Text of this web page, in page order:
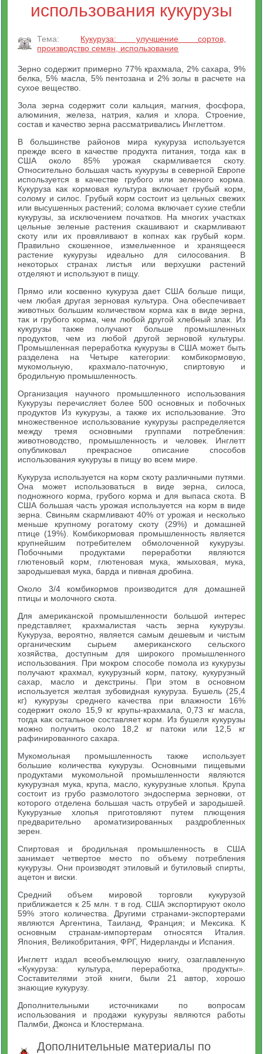
использования кукурузы
Тема:
Кукуруза: улучшение сортов,
производство семян, использование
Зерно содержит примерно 77% крахмала, 2% сахара, 9%
белка, 5% масла, 5% пентозана и 2% золы в расчете на
сухое вещество.
Зола зерна содержит соли кальция, магния, фосфора,
алюминия, железа, натрия, калия и хлора. Строение,
состав и качество зерна рассматривались Инглеттом.
В большинстве районов мира кукуруза используется
прежде всего в качестве продукта питания, тогда как в
США около 85% урожая скармливается скоту.
Относительно большая часть кукурузы в северной Европе
используется в качестве грубого или зеленого корма.
Кукуруза как кормовая культура включает грубый корм,
солому и силос. Грубый корм состоит из цельных свежих
или высушенных растений; солома включает сухие стебли
кукурузы, за исключением початков. На многих участках
цельные зеленые растения скашивают и скармливают
скоту или их провяливают в копнах как грубый корм.
Правильно скошенное, измельченное и хранящееся
растение кукурузы идеально для силосования. В
некоторых странах листья или верхушки растений
отделяют и используют в пищу.
Прямо или косвенно кукуруза дает США больше пищи,
чем любая другая зерновая культура. Она обеспечивает
животных большим количеством корма как в виде зерна,
так и грубого корма, чем любой другой хлебный злак. Из
кукурузы также получают больше промышленных
продуктов, чем из любой другой зерновой культуры.
Промышленная переработка кукурузы в США может быть
разделена на Четыре категории: комбикормовую,
мукомольную, крахмало-паточную, спиртовую и
бродильную промышленность.
Организация научного промышленного использования
Кукурузы перечисляет более 500 основных и побочных
продуктов Из кукурузы, а также их использование. Это
множественное использование кукурузы распределяется
между тремя основными группами потребления:
животноводство, промышленность и человек. Инглетт
опубликовал прекрасное описание способов
использования кукурузы в пищу во всем мире.
Кукуруза используется на корм скоту различными путями.
Она может использоваться в виде зерна, силоса,
подножного корма, грубого корма и для выпаса скота. В
США большая часть урожая используется на корм в виде
зерна. Свиньям скармливают 40% от урожая и несколько
меньше крупному рогатому скоту (29%) и домашней
птице (19%). Комбикормовая промышленность является
крупнейшим потребителем обмолоченной кукурузы.
Побочными продуктами переработки являются
глютеновый корм, глютеновая мука, жмыховая, мука,
зародышевая мука, барда и пивная дробина.
Около 3/4 комбикормов производится для домашней
птицы и молочного скота.
Для американской промышленности большой интерес
представляет, крахмалистая часть зерна кукурузы.
Кукуруза, вероятно, является самым дешевым и чистым
органическим сырьем американского сельского
хозяйства, доступным для широкого промышленного
использования. При мокром способе помола из кукурузы
получают крахмал, кукурузный корм, патоку, кукурузный
сахар, масло и декстрины. При этом в основном
используется желтая зубовидная кукуруза. Бушель (25,4
кг) кукурузы среднего качества при влажности 16%
содержит около 15,9 кг крупы-крахмала, 0,73 кг масла,
тогда как остальное составляет корм. Из бушеля кукурузы
можно получить около 18,2 кг патоки или 12,5 кг
рафинированного сахара.
Мукомольная промышленность также использует
большие количества кукурузы. Основными пищевыми
продуктами мукомольной промышленности являются
кукурузная мука, крупа, масло, кукурузные хлопья. Крупа
состоит из грубо размолотого эндосперма зерновки, от
которого отделена большая часть отрубей и зародышей.
Кукурузные хлопья приготовляют путем плющения
предварительно ароматизированных раздробленных
зерен.
Спиртовая и бродильная промышленность в США
занимает четвертое место по объему потребления
кукурузы. Они производят этиловый и бутиловый спирты,
ацетон и виски.
Средний объем мировой торговли кукурузой
приближается к 25 млн. т в год. США экспортируют около
59% этого количества. Другими странами-экспортерами
являются Аргентина, Таиланд, Франция; и Мексика. К
основным странам-импортерам относятся Италия.
Япония, Великобритания, ФРГ, Нидерланды и Испания.
Инглетт издал всеобъемлющую книгу, озаглавленную
«Кукуруза: культура, переработка, продукты».
Составителями этой книги, были 21 автор, хорошо
знающие кукурузу.
Дополнительными источниками по вопросам
использования и продажи кукурузы являются работы
Палмби, Джонса и Клостермана.
Дополнительные материалы по